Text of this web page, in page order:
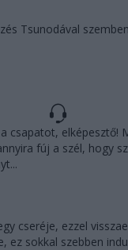
Tsunodával
csapatot, elképesztő!
fúj a szél, hogy
cseréje, ezzel
ez sokkal szebben